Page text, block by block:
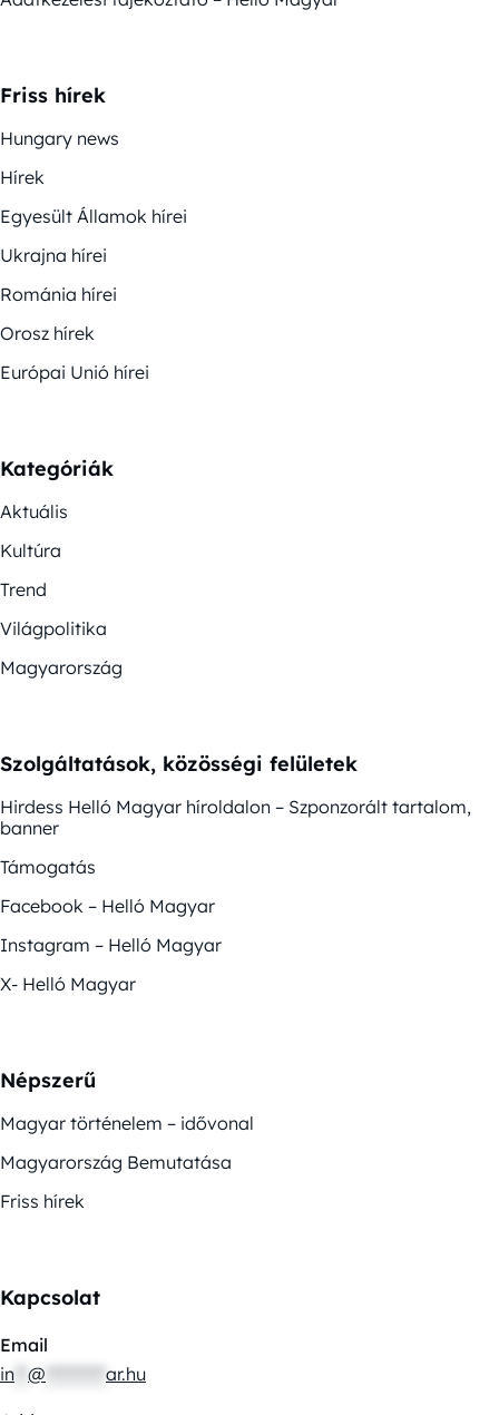
Friss hírek
Hungary news
Hírek
Egyesült Államok hírei
Ukrajna hírei
Románia hírei
Orosz hírek
Európai Unió hírei
Kategóriák
Aktuális
Kultúra
Trend
Világpolitika
Magyarország
Szolgáltatások, közösségi felületek
Hirdess Helló Magyar híroldalon – Szponzorált tartalom,
banner
Támogatás
Facebook – Helló Magyar
Instagram – Helló Magyar
X- Helló Magyar
Népszerű
Magyar történelem – idővonal
Magyarország Bemutatása
Friss hírek
Kapcsolat
Email
in @ ar.hu